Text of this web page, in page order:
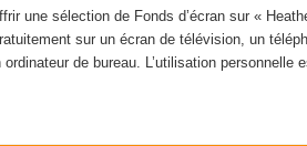
une sélection de Fonds d’écran sur «
sur un écran de télévision, un
de bureau. L’utilisation